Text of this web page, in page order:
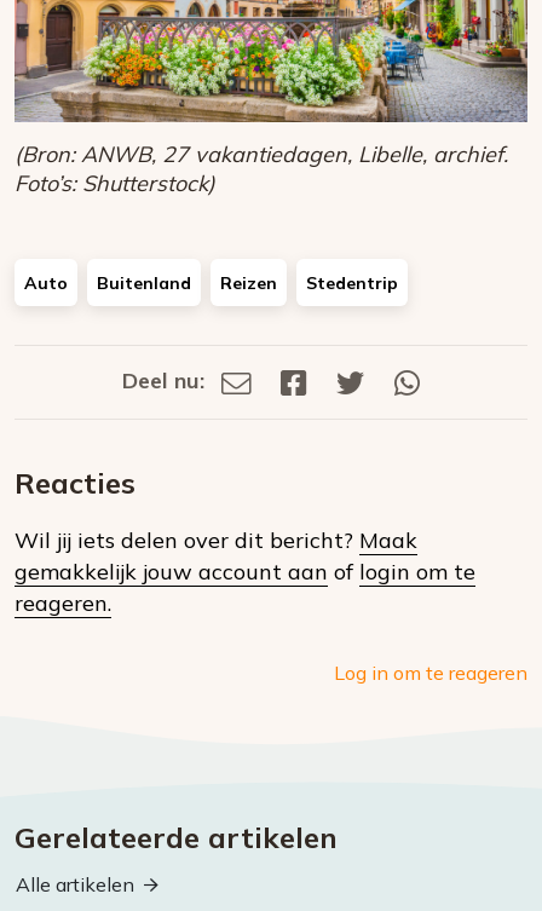
(Bron: ANWB, 27 vakantiedagen, Libelle, archief.
Foto’s: Shutterstock)
Auto Buitenland Reizen Stedentrip
Deel
social
media
Deel nu:
Deel
Deel
Deel
Reacties
Wil jij iets delen over dit bericht? Maak
gemakkelijk jouw account aan of login om te
reageren.
Log in om te reageren
Gerelateerde artikelen
Alle artikelen